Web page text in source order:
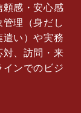
感・安心感
理（身だし
い）や実務
、訪問・来
ンでのビジ